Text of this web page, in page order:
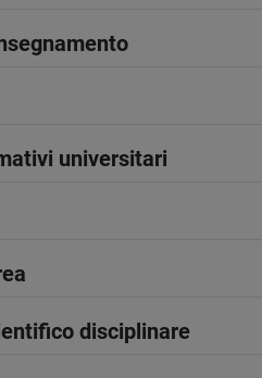
universitari
disciplinare